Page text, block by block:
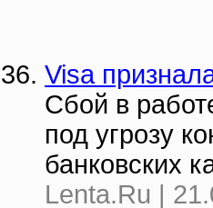
Visa
Сбой в
под угрозу
банковских
Lenta.Ru |